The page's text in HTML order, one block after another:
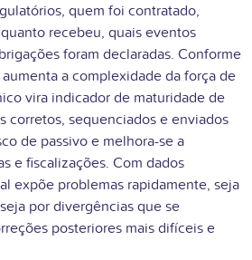
quem foi contratado,
recebeu, quais eventos
foram declaradas. Conforme
a complexidade da força de
vira indicador de maturidade de
corretos, sequenciados e enviados
de passivo e melhora-se a
e fiscalizações. Com dados
expõe problemas rapidamente, seja
por divergências que se
posteriores mais difíceis e